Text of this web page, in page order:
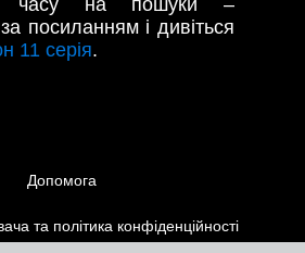
посиланням і дивіться
11 серія.
Допомога
та політика конфіденційності